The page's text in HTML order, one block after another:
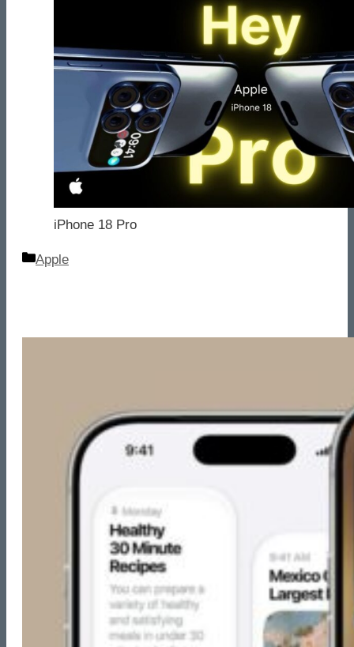
iPhone 18 Pro
Categorie
Apple